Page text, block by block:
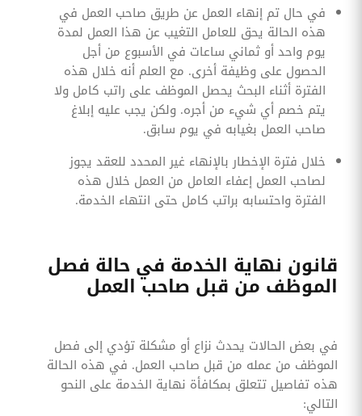
في حال تم إنهاء العمل عن طريق صاحب العمل في
هذه الحالة يحق للعامل التغيب عن هذا العمل لمدة
يوم واحد أو ثماني ساعات في الأسبوع من أجل
الحصول على وظيفة أخرى. مع العلم أنه خلال هذه
الفترة أثناء البحث يحصل الموظف على راتب كامل ولا
يتم خصم أي شيء من أجره. ولكن يجب عليه إبلاغ
صاحب العمل بغيابه في يوم سابق.
خلال فترة الإخطار بالإنهاء غير المحدد للعقد يجوز
لصاحب العمل إعفاء العامل من العمل خلال هذه
الفترة واحتسابه براتب كامل حتى انتهاء الخدمة.
قانون نهاية الخدمة في حالة فصل
الموظف من قبل صاحب العمل
في بعض الحالات يحدث نزاع أو مشكلة تؤدي إلى فصل
الموظف من عمله من قبل صاحب العمل. في هذه الحالة
هذه تفاصيل تتعلق بمكافأة نهاية الخدمة على النحو
التالي: